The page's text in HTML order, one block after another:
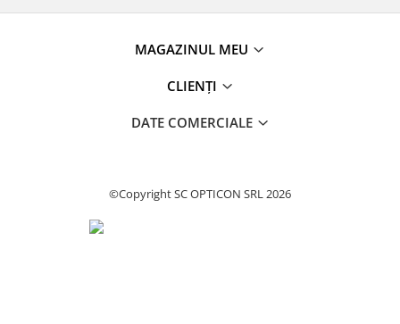
MAGAZINUL MEU
CLIENȚI
DATE COMERCIALE
©Copyright SC OPTICON SRL 2026